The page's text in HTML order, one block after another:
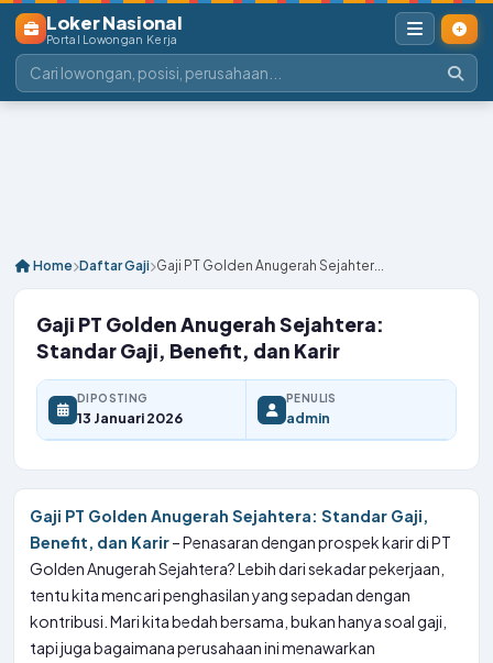
Loker Nasional
Portal Lowongan Kerja
Home Daftar Gaji Gaji PT Golden Anugerah Sejahter...
Gaji PT Golden Anugerah Sejahtera:
Standar Gaji, Benefit, dan Karir
DIPOSTING
13 Januari 2026
PENULIS
admin
Gaji PT Golden Anugerah Sejahtera: Standar Gaji,
Benefit, dan Karir– Penasaran dengan prospek karir di PT
Golden Anugerah Sejahtera? Lebih dari sekadar pekerjaan,
tentu kita mencari penghasilan yang sepadan dengan
kontribusi. Mari kita bedah bersama, bukan hanya soal gaji,
tapi juga bagaimana perusahaan ini menawarkan